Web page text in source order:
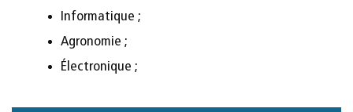
Informatique ;
Agronomie ;
Électronique ;